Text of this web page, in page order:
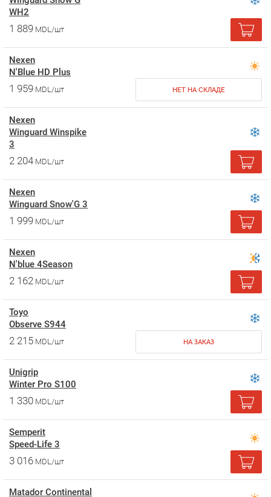
WH2
1 889 MDL/шт
Nexen
N'Blue HD Plus
1 959 MDL/шт НЕТ НА СКЛАДЕ
Nexen
Winguard Winspike
3
2 204 MDL/шт
Nexen
Winguard Snow'G 3
1 999 MDL/шт
Nexen
N'blue 4Season
2 162 MDL/шт
Toyo
Observe S944
2 215 MDL/шт НА ЗАКАЗ
Unigrip
Winter Pro S100
1 330 MDL/шт
Semperit
Speed-Life 3
3 016 MDL/шт
Matador Continental